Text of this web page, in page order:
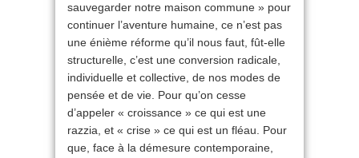
sauvegarder notre maison commune » pour
continuer l’aventure humaine, ce n’est pas
une énième réforme qu’il nous faut, fût-elle
structurelle, c’est une conversion radicale,
individuelle et collective, de nos modes de
pensée et de vie. Pour qu’on cesse
d’appeler « croissance » ce qui est une
razzia, et « crise » ce qui est un fléau. Pour
que, face à la démesure contemporaine,